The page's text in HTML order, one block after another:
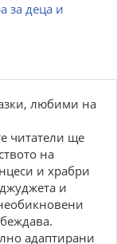
за деца и
любими на
читатели ще
на
и храбри
и
адаптирани